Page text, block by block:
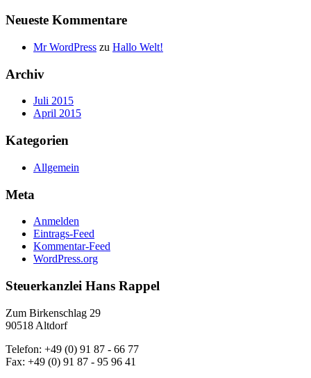
Neueste Kommentare
Mr WordPress zu Hallo Welt!
Archiv
Juli 2015
April 2015
Kategorien
Allgemein
Meta
Anmelden
Eintrags-Feed
Kommentar-Feed
WordPress.org
Steuerkanzlei Hans Rappel
Zum Birkenschlag 29
90518 Altdorf
Telefon: +49 (0) 91 87 - 66 77
Fax: +49 (0) 91 87 - 95 96 41